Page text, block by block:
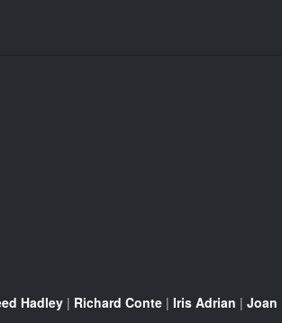
Hadley | Richard Conte | Iris Adrian | Joan